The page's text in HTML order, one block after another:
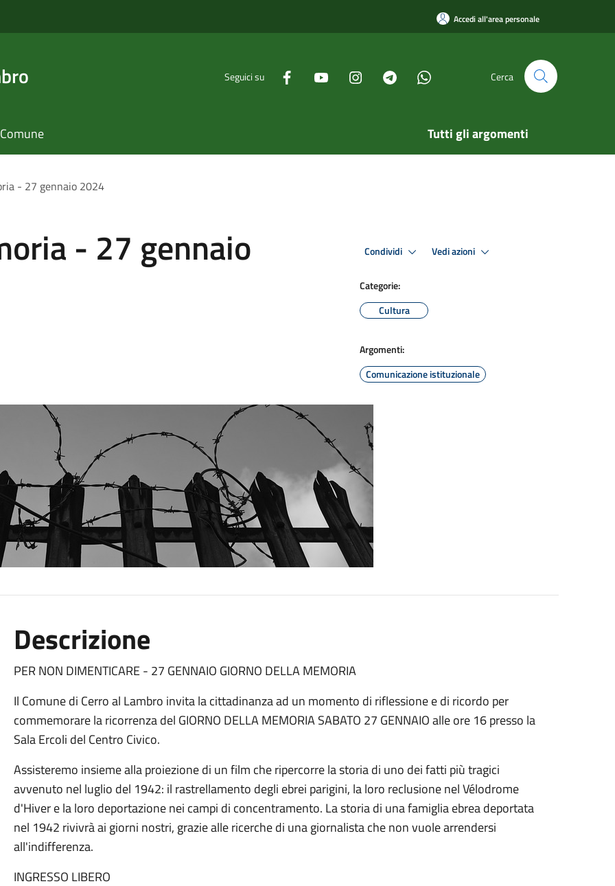
Accedi all'area personale
Seguici su Cerca
Tutti gli argomenti
- 27 gennaio 2024
- 27 gennaio Condividi Vedi azioni
Categorie:
Cultura
Argomenti:
Comunicazione istituzionale
Descrizione
PER NON DIMENTICARE - 27 GENNAIO GIORNO DELLA MEMORIA
Il Comune di Cerro al Lambro invita la cittadinanza ad un momento di riflessione e di ricordo per
commemorare la ricorrenza del GIORNO DELLA MEMORIA SABATO 27 GENNAIO alle ore 16 presso la
Sala Ercoli del Centro Civico.
Assisteremo insieme alla proiezione di un film che ripercorre la storia di uno dei fatti più tragici
avvenuto nel luglio del 1942: il rastrellamento degli ebrei parigini, la loro reclusione nel Vélodrome
d'Hiver e la loro deportazione nei campi di concentramento. La storia di una famiglia ebrea deportata
nel 1942 rivivrà ai giorni nostri, grazie alle ricerche di una giornalista che non vuole arrendersi
all'indifferenza.
INGRESSO LIBERO